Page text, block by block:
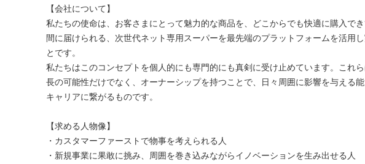
【会社について】
私たちの使命は、お客さまにとって魅力的な商品を、どこからでも快適に購入で
間に届けられる、次世代ネット専用スーパーを最先端のプラットフォームを活用し
とです。
私たちはこのコンセプトを個人的にも専門的にも真剣に受け止めています。これ
長の可能性だけでなく、オーナーシップを持つことで、日々周囲に影響を与える
キャリアに繋がるものです。
【求める人物像】
・カスタマーファーストで物事を考えられる人
・新規事業に果敢に挑み、周囲を巻き込みながらイノベーションを生み出せる人